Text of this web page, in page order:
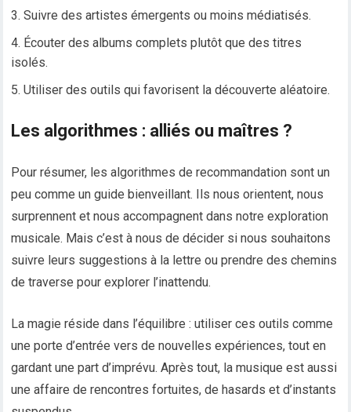
Suivre des artistes émergents ou moins médiatisés.
Écouter des albums complets plutôt que des titres
isolés.
Utiliser des outils qui favorisent la découverte aléatoire.
Les algorithmes : alliés ou maîtres ?
Pour résumer, les algorithmes de recommandation sont un
peu comme un guide bienveillant. Ils nous orientent, nous
surprennent et nous accompagnent dans notre exploration
musicale. Mais c’est à nous de décider si nous souhaitons
suivre leurs suggestions à la lettre ou prendre des chemins
de traverse pour explorer l’inattendu.
La magie réside dans l’équilibre : utiliser ces outils comme
une porte d’entrée vers de nouvelles expériences, tout en
gardant une part d’imprévu. Après tout, la musique est aussi
une affaire de rencontres fortuites, de hasards et d’instants